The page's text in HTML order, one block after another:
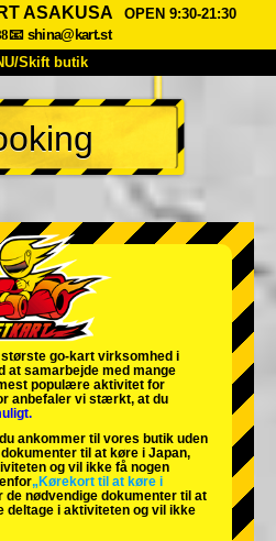
ASAKUSA
OPEN 9:30-21:30
📧 shina@kart.st
Skift butik
TOP
Pris
Booking
butik
Tokyo Akihabara#1
Tokyo Bay
Osaka
go-kart virksomhed i
at samarbejde med mange
populære aktivitet for
anbefaler vi stærkt, at du
ankommer til vores butik uden
til at køre i Japan,
og vil ikke få nogen
„Kørekort til at køre i
de nødvendige dokumenter til at
deltage i aktiviteten og vil ikke